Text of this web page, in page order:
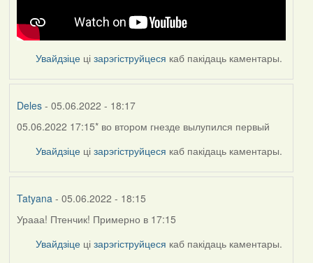
Увайдзіце цізарэгіструйцеся каб пакідаць каментары.
Deles- 05.06.2022 - 18:17
05.06.2022 17:15* во втором гнезде вылупился первый
Увайдзіце цізарэгіструйцеся каб пакідаць каментары.
Tatyana - 05.06.2022 - 18:15
Урааа! Птенчик! Примерно в 17:15
Увайдзіце цізарэгіструйцеся каб пакідаць каментары.